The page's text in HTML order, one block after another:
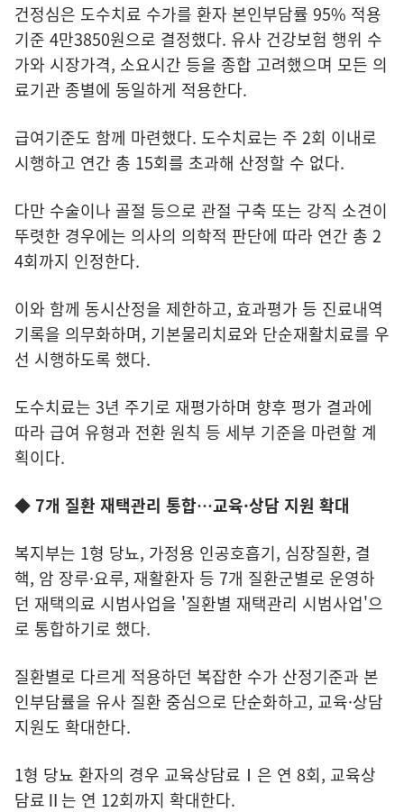
건정심은 도수치료 수가를 환자 본인부담률 95% 적용
기준 4만3850원으로 결정했다. 유사 건강보험 행위 수
가와 시장가격, 소요시간 등을 종합 고려했으며 모든 의
료기관 종별에 동일하게 적용한다.
급여기준도 함께 마련했다. 도수치료는 주 2회 이내로
시행하고 연간 총 15회를 초과해 산정할 수 없다.
다만 수술이나 골절 등으로 관절 구축 또는 강직 소견이
뚜렷한 경우에는 의사의 의학적 판단에 따라 연간 총 2
4회까지 인정한다.
이와 함께 동시산정을 제한하고, 효과평가 등 진료내역
기록을 의무화하며, 기본물리치료와 단순재활치료를 우
선 시행하도록 했다.
도수치료는 3년 주기로 재평가하며 향후 평가 결과에
따라 급여 유형과 전환 원칙 등 세부 기준을 마련할 계
획이다.
◆ 7개 질환 재택관리 통합…교육·상담 지원 확대
복지부는 1형 당뇨, 가정용 인공호흡기, 심장질환, 결
핵, 암 장루·요루, 재활환자 등 7개 질환군별로 운영하
던 재택의료 시범사업을 '질환별 재택관리 시범사업'으
로 통합하기로 했다.
질환별로 다르게 적용하던 복잡한 수가 산정기준과 본
인부담률을 유사 질환 중심으로 단순화하고, 교육·상담
지원도 확대한다.
1형 당뇨 환자의 경우 교육상담료Ⅰ은 연 8회, 교육상
담료Ⅱ는 연 12회까지 확대한다.